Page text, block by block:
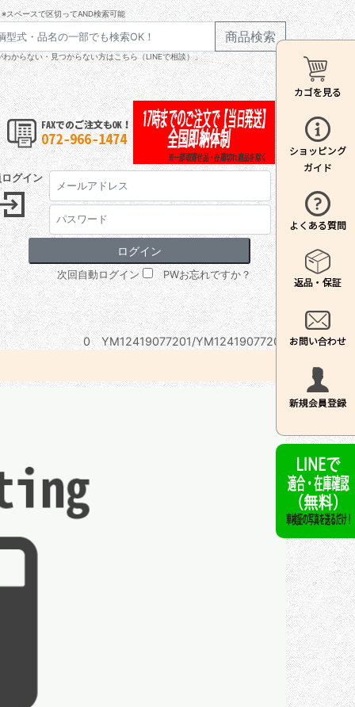
※スペースで区切ってAND検索可能
商品検索
わからない・見つからない方はこちら（LINEで相談）」
グイン
次回自動ログイン PWお忘れですか？
0 YM12419077201/YM12419077201